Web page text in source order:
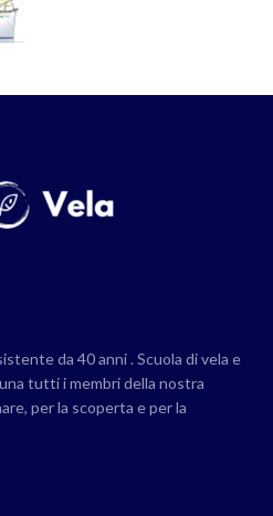
da 40 anni . Scuola di vela e
tutti i membri della nostra
per la scoperta e per la